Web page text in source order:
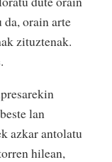
orain arte
zituztenak.
lan
azkar antolatu
hilean,